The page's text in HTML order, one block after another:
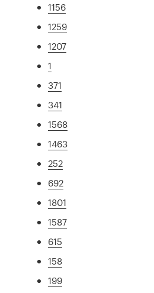
1156
1259
1207
1
371
341
1568
1463
252
692
1801
1587
615
158
199